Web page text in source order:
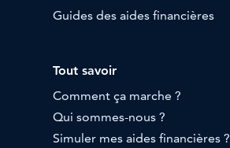
Guides des aides financières
Tout savoir
Comment ça marche ?
Qui sommes-nous ?
Simuler mes aides financières ?